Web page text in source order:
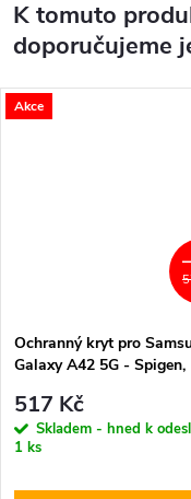
K tomuto
doporučujeme
Akce
Ochranný kryt pro
Galaxy A42 5G - Spigen,
517 Kč
Skladem - hned k
1 ks